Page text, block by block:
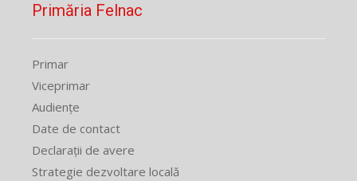
Primăria Felnac
Primar
Viceprimar
Audiențe
Date de contact
Declarații de avere
Strategie dezvoltare locală